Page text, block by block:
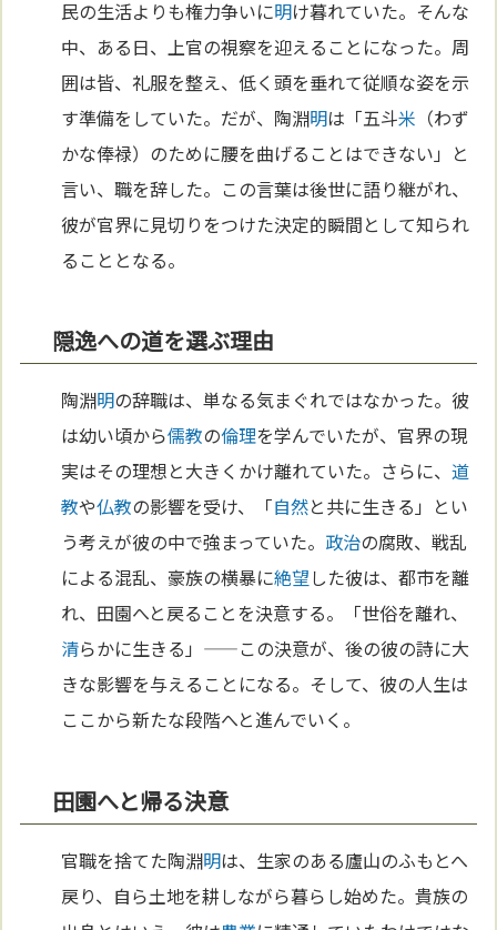
民の生活よりも権力争いに明け暮れていた。そんな
中、ある日、上官の視察を迎えることになった。周
囲は皆、礼服を整え、低く頭を垂れて従順な姿を示
す準備をしていた。だが、陶淵明は「五斗米 （わず
かな俸禄）のために腰を曲げることはできない」と
言い、職を辞した。この言葉は後世に語り継がれ、
彼が官界に見切りをつけた決定的瞬間として知られ
ることとなる。
隠逸への道を選ぶ理由
陶淵明の辞職は、単なる気まぐれではなかった。彼
は幼い頃から儒教の倫理を学んでいたが、官界の現
実はその理想と大きくかけ離れていた。さらに、道
教や仏教の影響を受け、「自然と共に生きる」とい
う考えが彼の中で強まっていた。 政治の腐敗、戦乱
による混乱、豪族の横暴に絶望した彼は、都市を離
れ、田園へと戻ることを決意する。「世俗を離れ、
清らかに生きる」——この決意が、後の彼の詩に大
きな影響を与えることになる。そして、彼の人生は
ここから新たな段階へと進んでいく。
田園へと帰る決意
官職を捨てた陶淵明は、生家のある廬山のふもとへ
戻り、自ら土地を耕しながら暮らし始めた。貴族の